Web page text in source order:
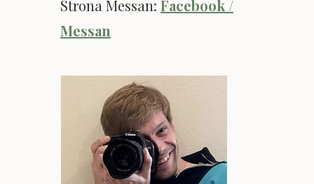
Strona Messan: Facebook /
Messan